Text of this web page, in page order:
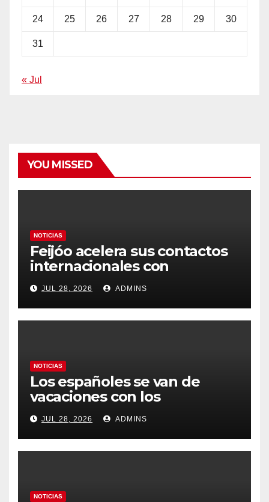
24 25 26 27 28 29 30
31
« Jul
YOU MISSED
NOTICIAS
Feijóo acelera sus contactos
internacionales con
Latinoamérica como socio
prioritario en su agenda de
gobierno
JUL 28, 2026 ADMINS
NOTICIAS
Los españoles se van de
vacaciones con los
carburantes hasta un 21%
más caros que el año pasado
y los hoteles disparados
JUL 28, 2026 ADMINS
NOTICIAS